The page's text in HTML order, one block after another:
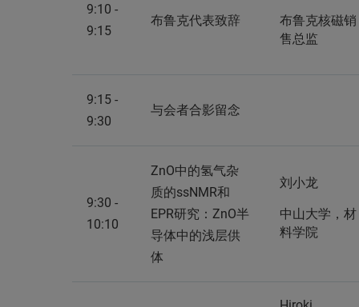
9:10 -
9:15
布鲁克代表致辞
布鲁克核磁销
售总监
9:15 -
9:30
与会者合影留念
9:30 -
10:10
ZnO中的氢气杂
质的ssNMR和
EPR研究：ZnO半
导体中的浅层供
体
刘小龙
中山大学，材
料学院